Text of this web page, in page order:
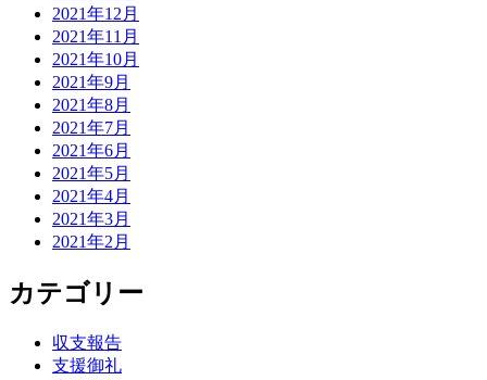
2021年12月
2021年11月
2021年10月
2021年9月
2021年8月
2021年7月
2021年6月
2021年5月
2021年4月
2021年3月
2021年2月
カテゴリー
収支報告
支援御礼